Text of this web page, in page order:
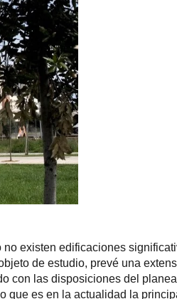
existen edificaciones
de estudio, prevé una
con las disposiciones del
es en la actualidad la